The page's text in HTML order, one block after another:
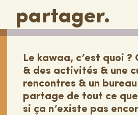
partager.
Le kawaa, c’est quoi ?
& des activités & une
rencontres & un
partage de tout ce
si ça n’existe pas